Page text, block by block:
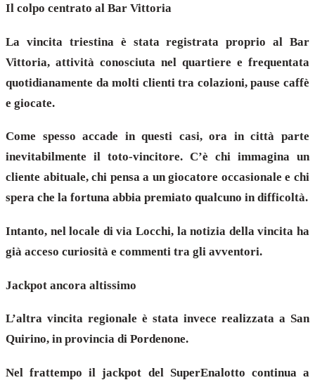
Il colpo centrato al Bar Vittoria
La vincita triestina è stata registrata proprio al Bar
Vittoria, attività conosciuta nel quartiere e frequentata
quotidianamente da molti clienti tra colazioni, pause caffè
e giocate.
Come spesso accade in questi casi, ora in città parte
inevitabilmente il toto-vincitore. C’è chi immagina un
cliente abituale, chi pensa a un giocatore occasionale e chi
spera che la fortuna abbia premiato qualcuno in difficoltà.
Intanto, nel locale di via Locchi, la notizia della vincita ha
già acceso curiosità e commenti tra gli avventori.
Jackpot ancora altissimo
L’altra vincita regionale è stata invece realizzata a San
Quirino, in provincia di Pordenone.
Nel frattempo il jackpot del SuperEnalotto continua a